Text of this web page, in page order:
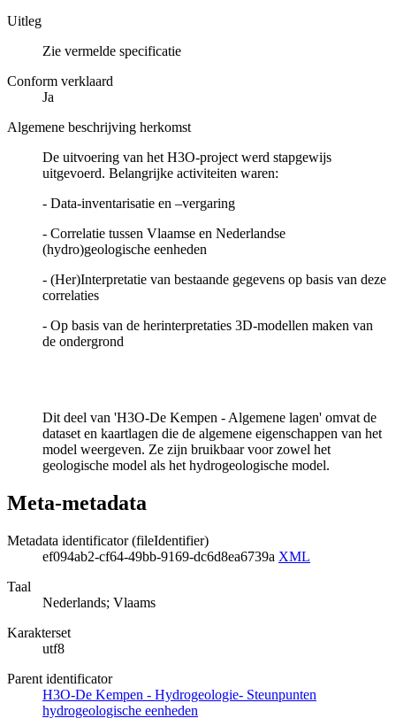
Uitleg
Zie vermelde specificatie
Conform verklaard
Ja
Algemene beschrijving herkomst
De uitvoering van het H3O-project werd stapgewijs
uitgevoerd. Belangrijke activiteiten waren:
- Data-inventarisatie en –vergaring
- Correlatie tussen Vlaamse en Nederlandse
(hydro)geologische eenheden
- (Her)Interpretatie van bestaande gegevens op basis van deze
correlaties
- Op basis van de herinterpretaties 3D-modellen maken van
de ondergrond
Dit deel van 'H3O-De Kempen - Algemene lagen' omvat de
dataset en kaartlagen die de algemene eigenschappen van het
model weergeven. Ze zijn bruikbaar voor zowel het
geologische model als het hydrogeologische model.
Meta-metadata
Metadata identificator (fileIdentifier)
ef094ab2-cf64-49bb-9169-dc6d8ea6739a XML
Taal
Nederlands; Vlaams
Karakterset
utf8
Parent identificator
H3O-De Kempen - Hydrogeologie- Steunpunten
hydrogeologische eenheden